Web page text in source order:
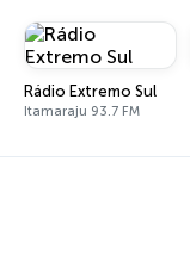
Rádio Extremo Sul
Itamaraju 93.7 FM